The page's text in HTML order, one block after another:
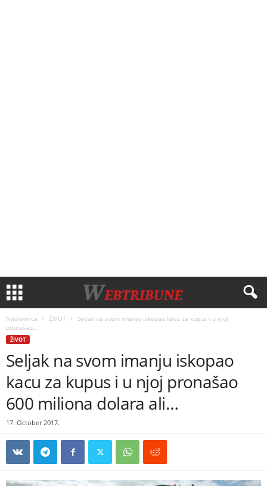
Naslovnica ŽIVOT
Seljak na svom imanju iskopao kacu za kupus i u njoj
pronašao...
ŽIVOT
Seljak na svom imanju iskopao
kacu za kupus i u njoj pronašao
600 miliona dolara ali…
17. October 2017.